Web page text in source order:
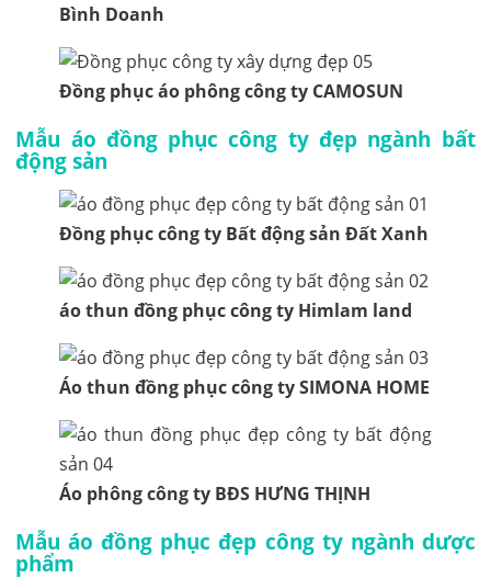
Bình Doanh
Đồng phục áo phông công ty CAMOSUN
Mẫu áo đồng phục công ty đẹp ngành bất
động sản
Đồng phục công ty Bất động sản Đất Xanh
áo thun đồng phục công ty Himlam land
Áo thun đồng phục công ty SIMONA HOME
Áo phông công ty BĐS HƯNG THỊNH
Mẫu áo đồng phục đẹp công ty ngành dược
phẩm